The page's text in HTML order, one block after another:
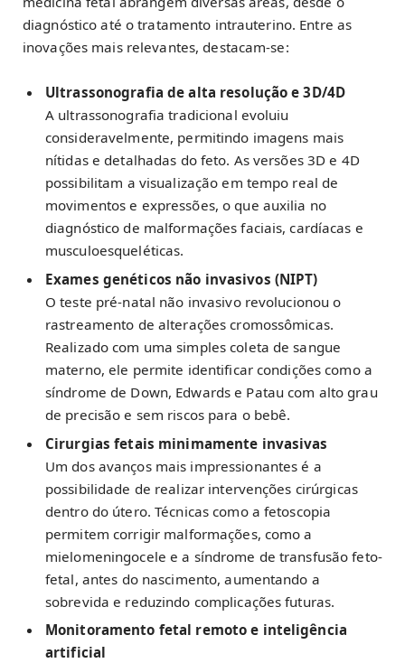
diagnóstico até o tratamento intrauterino. Entre as
inovações mais relevantes, destacam-se:
Ultrassonografia de alta resolução e 3D/4D
A ultrassonografia tradicional evoluiu
consideravelmente, permitindo imagens mais
nítidas e detalhadas do feto. As versões 3D e 4D
possibilitam a visualização em tempo real de
movimentos e expressões, o que auxilia no
diagnóstico de malformações faciais, cardíacas e
musculoesqueléticas.
Exames genéticos não invasivos (NIPT)
O teste pré-natal não invasivo revolucionou o
rastreamento de alterações cromossômicas.
Realizado com uma simples coleta de sangue
materno, ele permite identificar condições como a
síndrome de Down, Edwards e Patau com alto grau
de precisão e sem riscos para o bebê.
Cirurgias fetais minimamente invasivas
Um dos avanços mais impressionantes é a
possibilidade de realizar intervenções cirúrgicas
dentro do útero. Técnicas como a fetoscopia
permitem corrigir malformações, como a
mielomeningocele e a síndrome de transfusão feto-
fetal, antes do nascimento, aumentando a
sobrevida e reduzindo complicações futuras.
Monitoramento fetal remoto e inteligência
artificial